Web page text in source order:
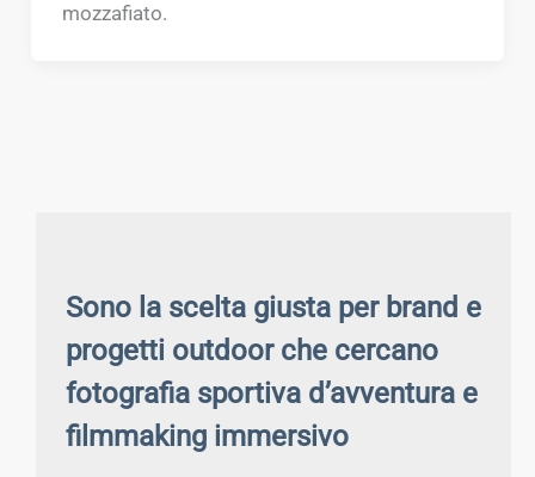
mozzafiato.
Sono la scelta giusta per brand e
progetti outdoor che cercano
fotografia sportiva d’avventura e
filmmaking immersivo